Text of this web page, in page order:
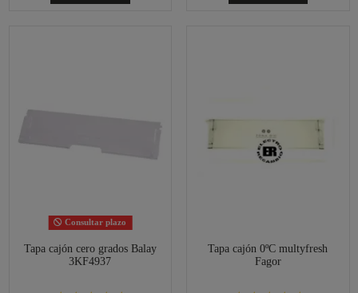
Consultar plazo
Tapa cajón cero grados Balay
3KF4937
Tapa cajón 0ºC multyfresh
Fagor